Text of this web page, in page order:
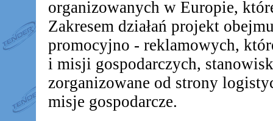
organizowanych w Europie,
Zakresem działań projekt
promocyjno - reklamowych,
i misji gospodarczych,
zorganizowane od strony
misje gospodarcze.